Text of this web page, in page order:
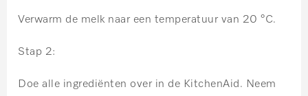
Verwarm de melk naar een temperatuur van 20 °C.
Stap 2:
Doe alle ingrediënten over in de KitchenAid. Neem